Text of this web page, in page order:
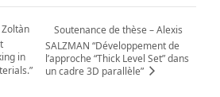
in
Soutenance de thèse – Alexis
SALZMAN “Développement de
l’approche “Thick Level Set” dans
un cadre 3D parallèle”